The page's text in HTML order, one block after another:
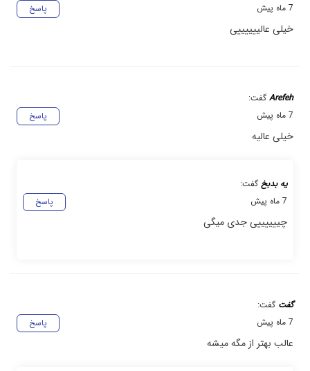
پاسخ
7 ماه پیش
خیلی عالییییییی
Arefeh گفت:
پاسخ
7 ماه پیش
خیلی عالیه
یه بدبخ گفت:
پاسخ
7 ماه پیش
چییییییی جدی میگی
گفت گفت:
پاسخ
7 ماه پیش
عالب بهتر از مگه میشه